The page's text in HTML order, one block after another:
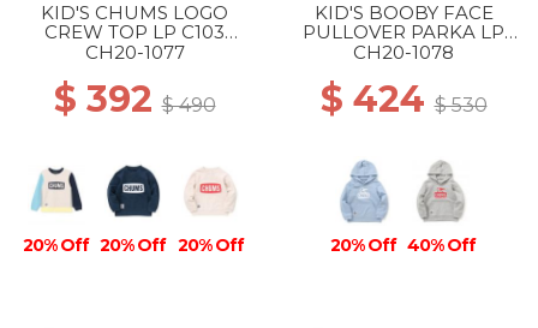
KID'S CHUMS LOGO
CREW TOP LP C103
LT.BLUE CRAZY
CH20-1077
$ 392$ 490
20% Off 20% Off 20% Off
KID'S BOOBY FACE
PULLOVER PARKA LP
A019 SAX
CH20-1078
$ 424$ 530
20% Off 40% Off